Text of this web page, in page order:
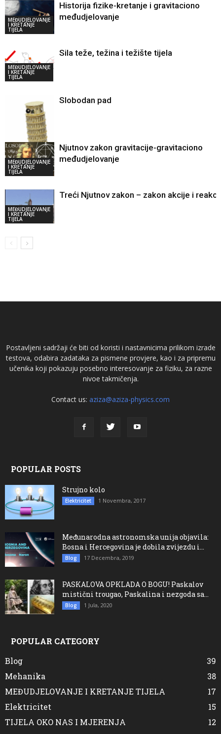
MEĐUDJELOVANJE
I KRETANJE
TIJELA
Historija fizike-kretanje i gravitaciono
međudjelovanje
MEĐUDJELOVANJE
I KRETANJE
TIJELA
Sila teže, težina i težište tijela
MEĐUDJELOVANJE
I KRETANJE
TIJELA
Slobodan pad
MEĐUDJELOVANJE
I KRETANJE
TIJELA
Njutnov zakon gravitacije-gravitaciono
međudjelovanje
MEĐUDJELOVANJE
I KRETANJE
TIJELA
Treći Njutnov zakon – zakon akcije i
Postavljeni sadržaji će biti od koristi i nastavnicima prilikom izrade
testova, odabira zadataka za pismene provjere, kao i za pripremu
učenika koji pokazuju posebno interesovanje za fiziku, za razne
nivoe takmičenja.
Contact us: aziza@aziza-physics.com
POPULAR POSTS
Strujno kolo
Elektricitet 1 Novembra, 2017
Međunarodna astronomska unija objavila:
Bosna i Hercegovina je dobila zvijezdu i...
Blog 17 Decembra, 2019
PASKALOVA OPKLADA O BOGU! Paskalov
mistični trougao, Paskalina i nezgoda sa...
Blog 1 Jula, 2020
POPULAR CATEGORY
Blog
39
Mehanika
38
MEĐUDJELOVANJE I KRETANJE TIJELA
17
Elektricitet
15
TIJELA OKO NAS I MJERENJA
12